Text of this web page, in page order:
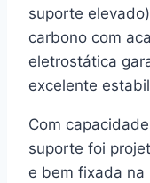
suporte
carbono com
eletrostática
excelente
Com
suporte foi
e bem fixada na